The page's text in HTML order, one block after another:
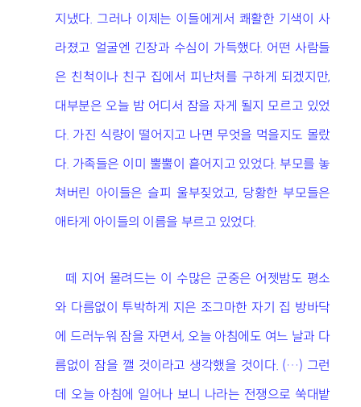
지냈다. 그러나 이제는 이들에게서 쾌활한 기색이 사
라졌고 얼굴엔 긴장과 수심이 가득했다. 어떤 사람들
은 친척이나 친구 집에서 피난처를 구하게 되겠지만,
대부분은 오늘 밤 어디서 잠을 자게 될지 모르고 있었
다. 가진 식량이 떨어지고 나면 무엇을 먹을지도 몰랐
다. 가족들은 이미 뿔뿔이 흩어지고 있었다. 부모를 놓
쳐버린 아이들은 슬피 울부짖었고, 당황한 부모들은
애타게 아이들의 이름을 부르고 있었다.
떼 지어 몰려드는 이 수많은 군중은 어젯밤도 평소
와 다름없이 투박하게 지은 조그마한 자기 집 방바닥
에 드러누워 잠을 자면서, 오늘 아침에도 여느 날과 다
름없이 잠을 깰 것이라고 생각했을 것이다. (…) 그런
데 오늘 아침에 일어나 보니 나라는 전쟁으로 쑥대밭